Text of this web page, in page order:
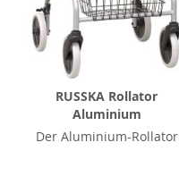
RUSSKA Rollator
Aluminium
Der Aluminium-Rollator